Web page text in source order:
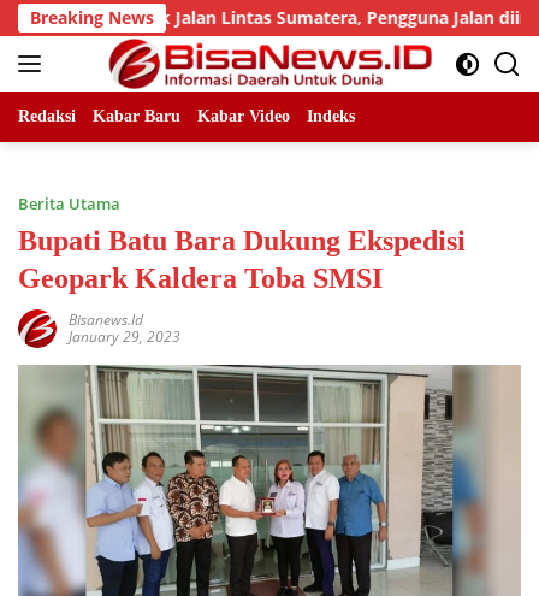
Skip
to
content
Breaking News
Titik Jalan Lintas Sumatera, Pengguna Jalan diimbau Untuk
Redaksi Kabar Baru Kabar Video Indeks
Berita Utama
Bupati Batu Bara Dukung Ekspedisi
Geopark Kaldera Toba SMSI
Bisanews.id
January 29, 2023